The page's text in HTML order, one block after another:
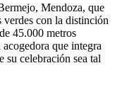
Mendoza, que
verdes con la distinción
45.000 metros
que integra
su celebración sea tal